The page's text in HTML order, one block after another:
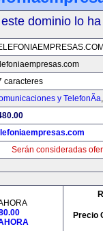
dominio lo
caracteres
y TelefonÃ­a
Serán consideradas
Precio